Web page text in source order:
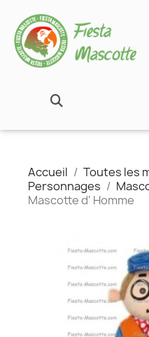
Accueil Toutes les
Personnages
Mascotte d' Homme